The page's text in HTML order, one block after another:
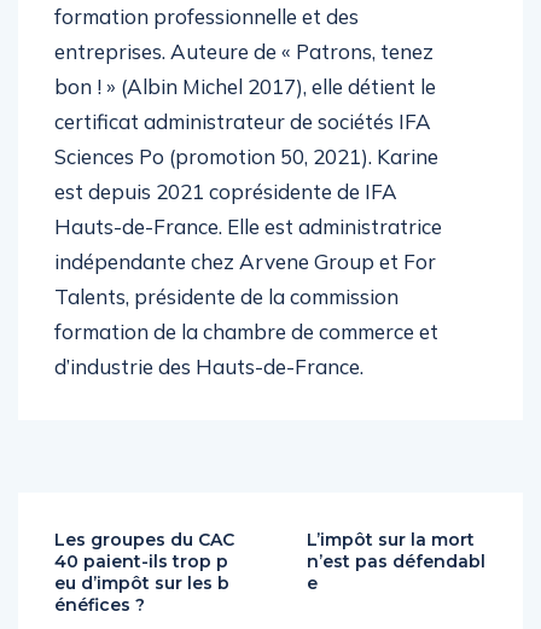
formation professionnelle et des
entreprises. Auteure de « Patrons, tenez
bon ! » (Albin Michel 2017), elle détient le
certificat administrateur de sociétés IFA
Sciences Po (promotion 50, 2021). Karine
est depuis 2021 coprésidente de IFA
Hauts-de-France. Elle est administratrice
indépendante chez Arvene Group et For
Talents, présidente de la commission
formation de la chambre de commerce et
d’industrie des Hauts-de-France.
Les groupes du CAC
40 paient-ils trop p
eu d’impôt sur les b
énéfices ?
L’impôt sur la mort
n’est pas défendabl
e